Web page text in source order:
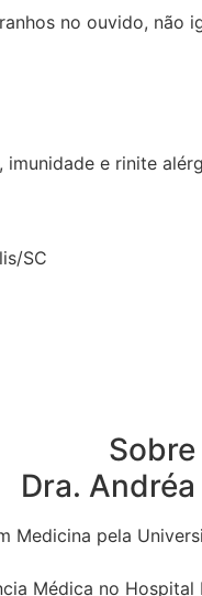
no ouvido, não
e rinite
SC
Dra.
Medicina pela
Médica no Hospital